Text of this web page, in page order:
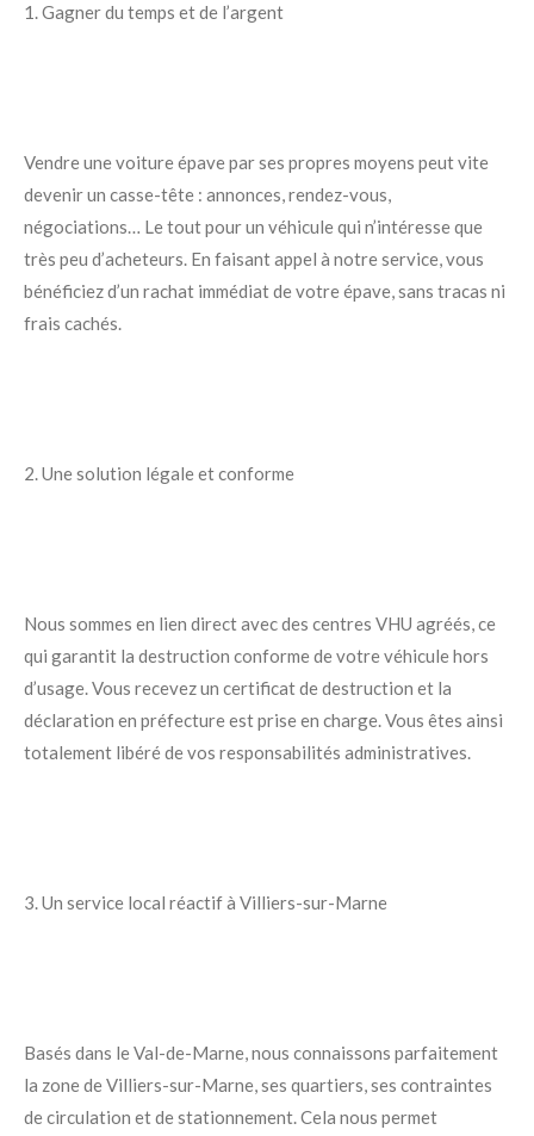
1. Gagner du temps et de l’argent
Vendre une voiture épave par ses propres moyens peut vite
devenir un casse-tête : annonces, rendez-vous,
négociations… Le tout pour un véhicule qui n’intéresse que
très peu d’acheteurs. En faisant appel à notre service, vous
bénéficiez d’un rachat immédiat de votre épave, sans tracas ni
frais cachés.
2. Une solution légale et conforme
Nous sommes en lien direct avec des centres VHU agréés, ce
qui garantit la destruction conforme de votre véhicule hors
d’usage. Vous recevez un certificat de destruction et la
déclaration en préfecture est prise en charge. Vous êtes ainsi
totalement libéré de vos responsabilités administratives.
3. Un service local réactif à Villiers-sur-Marne
Basés dans le Val-de-Marne, nous connaissons parfaitement
la zone de Villiers-sur-Marne, ses quartiers, ses contraintes
de circulation et de stationnement. Cela nous permet